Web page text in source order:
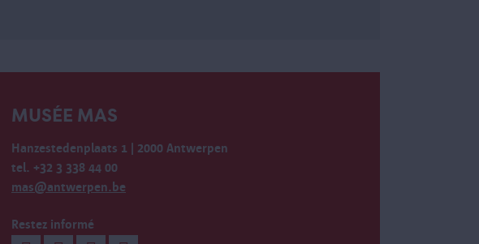
MUSÉE MAS
Hanzestedenplaats 1 | 2000 Antwerpen
tel. +32 3 338 44 00
mas@antwerpen.be
Restez informé